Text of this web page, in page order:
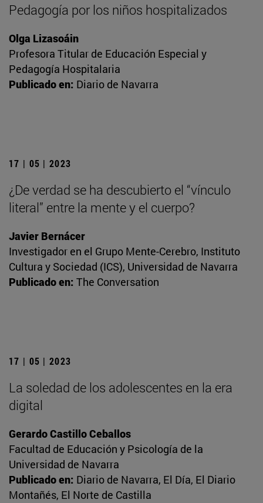
Pedagogía por los niños hospitalizados
Olga Lizasoáin
Profesora Titular de Educación Especial y
Pedagogía Hospitalaria
Publicado en: Diario de Navarra
17 | 05 | 2023
¿De verdad se ha descubierto el “vínculo
literal” entre la mente y el cuerpo?
Javier Bernácer
Investigador en el Grupo Mente-Cerebro, Instituto
Cultura y Sociedad (ICS), Universidad de Navarra
Publicado en: The Conversation
17 | 05 | 2023
La soledad de los adolescentes en la era
digital
Gerardo Castillo Ceballos
Facultad de Educación y Psicología de la
Universidad de Navarra
Publicado en: Diario de Navarra, El Día, El Diario
Montañés, El Norte de Castilla